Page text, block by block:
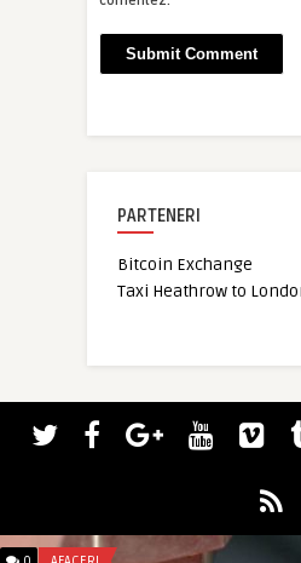
PARTENERI
Bitcoin Exchange
Taxi Heathrow to